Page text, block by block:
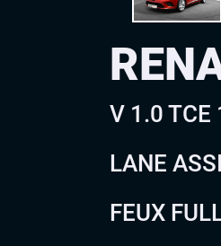
V 1.0 TCE
LANE
FEUX